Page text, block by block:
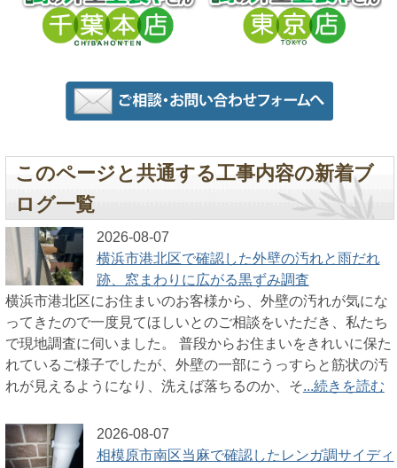
このページと共通する工事内容の新着ブ
ログ一覧
2026-08-07
横浜市港北区で確認した外壁の汚れと雨だれ
跡、窓まわりに広がる黒ずみ調査
横浜市港北区にお住まいのお客様から、外壁の汚れが気にな
ってきたので一度見てほしいとのご相談をいただき、私たち
で現地調査に伺いました。 普段からお住まいをきれいに保た
れているご様子でしたが、外壁の一部にうっすらと筋状の汚
れが見えるようになり、洗えば落ちるのか、そ...続きを読む
2026-08-07
相模原市南区当麻で確認したレンガ調サイディ